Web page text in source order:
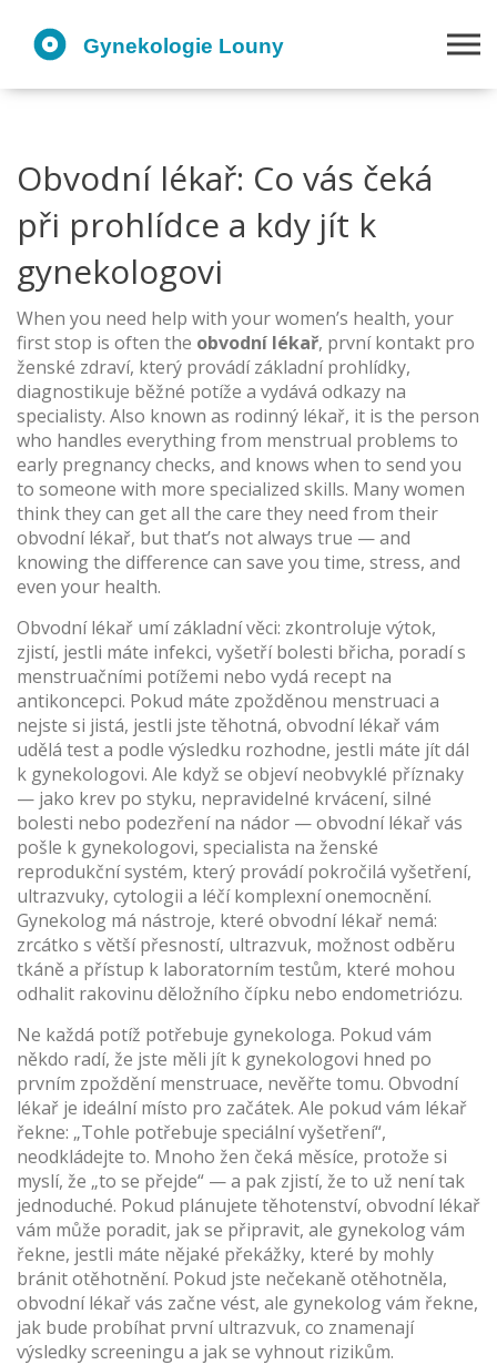
Obvodní lékař: Co vás čeká
při prohlídce a kdy jít k
gynekologovi
When you need help with your women’s health, your
first stop is often the obvodní lékař, první kontakt pro
ženské zdraví, který provádí základní prohlídky,
diagnostikuje běžné potíže a vydává odkazy na
specialisty. Also known as rodinný lékař, it is the person
who handles everything from menstrual problems to
early pregnancy checks, and knows when to send you
to someone with more specialized skills. Many women
think they can get all the care they need from their
obvodní lékař, but that’s not always true — and
knowing the difference can save you time, stress, and
even your health.
Obvodní lékař umí základní věci: zkontroluje výtok,
zjistí, jestli máte infekci, vyšetří bolesti břicha, poradí s
menstruačními potížemi nebo vydá recept na
antikoncepci. Pokud máte zpožděnou menstruaci a
nejste si jistá, jestli jste těhotná, obvodní lékař vám
udělá test a podle výsledku rozhodne, jestli máte jít dál
k gynekologovi. Ale když se objeví neobvyklé příznaky
— jako krev po styku, nepravidelné krvácení, silné
bolesti nebo podezření na nádor — obvodní lékař vás
pošle k gynekologovi, specialista na ženské
reprodukční systém, který provádí pokročilá vyšetření,
ultrazvuky, cytologii a léčí komplexní onemocnění.
Gynekolog má nástroje, které obvodní lékař nemá:
zrcátko s větší přesností, ultrazvuk, možnost odběru
tkáně a přístup k laboratorním testům, které mohou
odhalit rakovinu děložního čípku nebo endometriózu.
Ne každá potíž potřebuje gynekologa. Pokud vám
někdo radí, že jste měli jít k gynekologovi hned po
prvním zpoždění menstruace, nevěřte tomu. Obvodní
lékař je ideální místo pro začátek. Ale pokud vám lékař
řekne: „Tohle potřebuje speciální vyšetření“,
neodkládejte to. Mnoho žen čeká měsíce, protože si
myslí, že „to se přejde“ — a pak zjistí, že to už není tak
jednoduché. Pokud plánujete těhotenství, obvodní lékař
vám může poradit, jak se připravit, ale gynekolog vám
řekne, jestli máte nějaké překážky, které by mohly
bránit otěhotnění. Pokud jste nečekaně otěhotněla,
obvodní lékař vás začne vést, ale gynekolog vám řekne,
jak bude probíhat první ultrazvuk, co znamenají
výsledky screeningu a jak se vyhnout rizikům.